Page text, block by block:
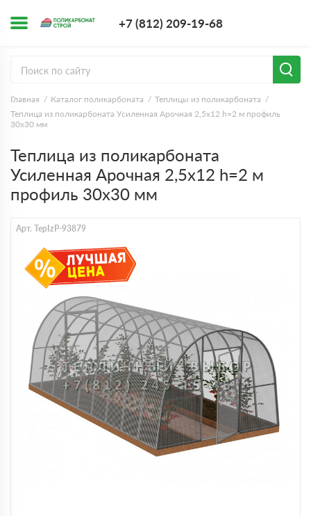
+7 (812) 209-19-68
Главная Каталог поликарбоната
Теплицы из поликарбоната
Теплица из поликарбоната Усиленная Арочная 2,5х12 h=2 м профиль
30х30 мм
Теплица из поликарбоната
Усиленная Арочная 2,5х12 h=2 м
профиль 30х30 мм
Арт. TepIzP-93879